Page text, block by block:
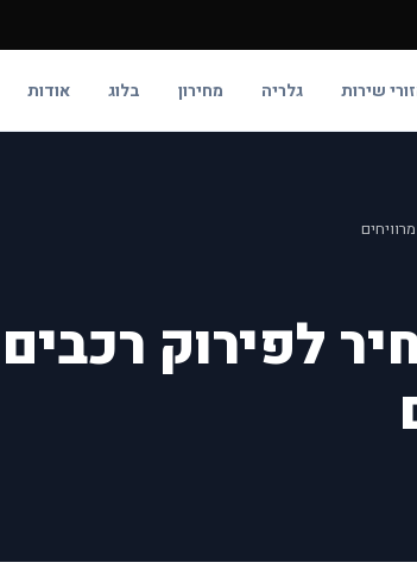
שירות גלריה מחירון בלוג אודות
לפירוק